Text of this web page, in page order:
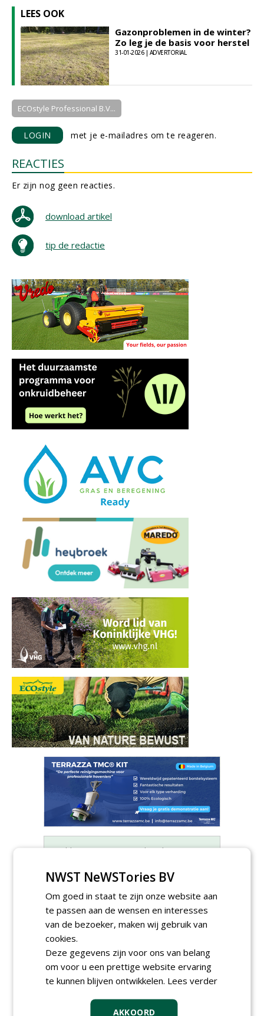
LEES OOK
Gazonproblemen in de winter?
Zo leg je de basis voor herstel
31-01-2026 | ADVERTORIAL
ECOstyle Professional B.V...
LOGIN met je e-mailadres om te reageren.
REACTIES
Er zijn nog geen reacties.
download artikel
tip de redactie
Meld je aan voor onze digitale
NWST NeWSTories BV
Om goed in staat te zijn onze website aan
te passen aan de wensen en interesses
van de bezoeker, maken wij gebruik van
cookies.
Deze gegevens zijn voor ons van belang
om voor u een prettige website ervaring
te kunnen blijven ontwikkelen. Lees verder
AKKOORD